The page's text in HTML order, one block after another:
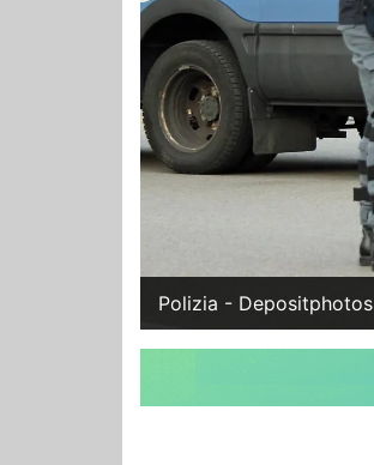
Polizia - Depositphotos